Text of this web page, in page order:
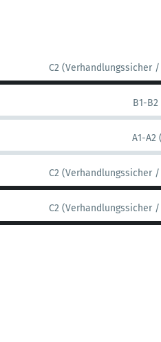
C2 (Verhandlungssicher
B1-
A1-A2
C2 (Verhandlungssicher
C2 (Verhandlungssicher